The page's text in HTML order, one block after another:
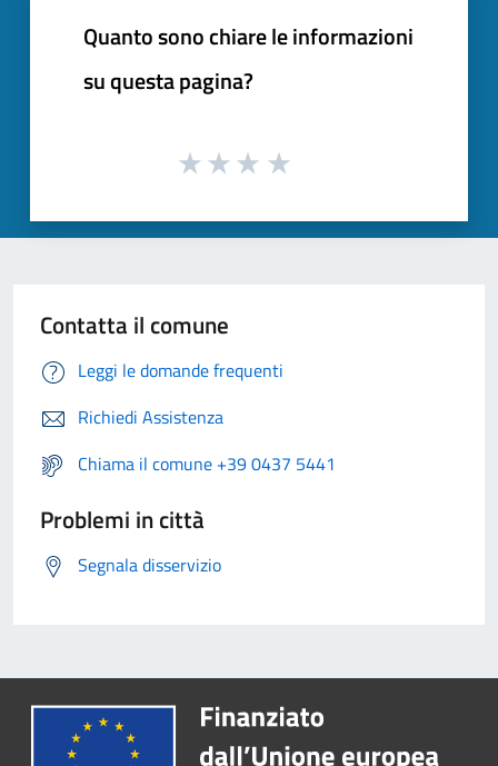
Quanto sono chiare le informazioni
su questa pagina?
Contatta il comune
Leggi le domande frequenti
Richiedi Assistenza
Chiama il comune +39 0437 5441
Problemi in città
Segnala disservizio